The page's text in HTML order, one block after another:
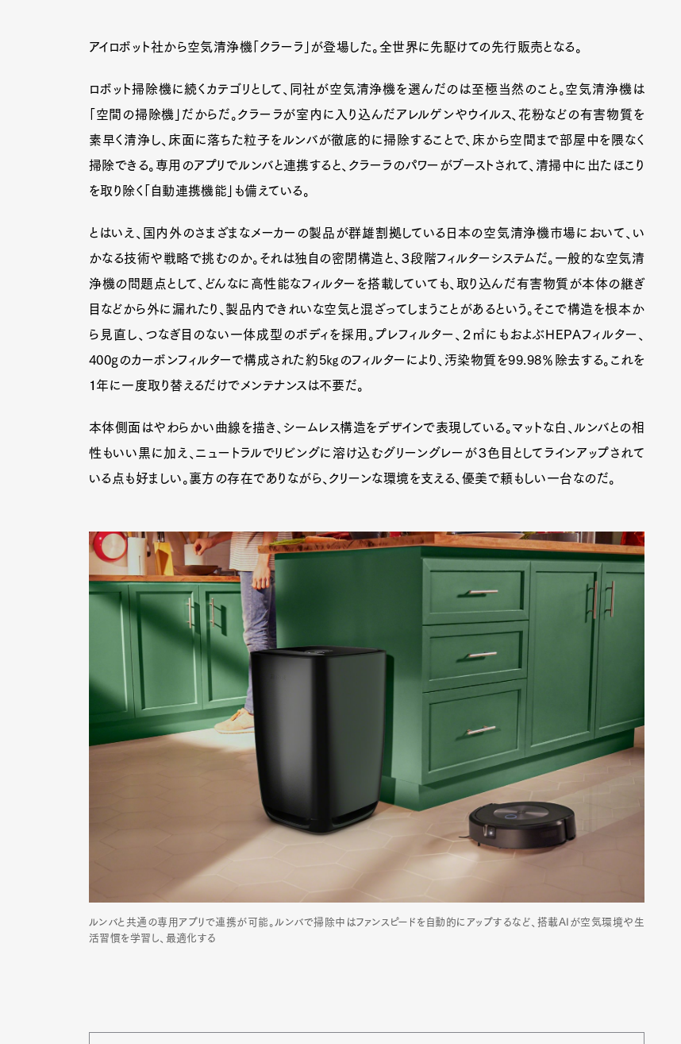
Art&Design Watch
Cars Product
Culture
Lifestyle
Magazine Official Columnist
Pen Meet Pen international Pen tw
アイロボット社から空気清浄機「クラーラ」が登場した。全世界に先駆けての先行販売となる。
ロボット掃除機に続くカテゴリとして、同社が空気清浄機を選んだのは至極当然のこと。空気清浄機は
「空間の掃除機」だからだ。クラーラが室内に入り込んだアレルゲンやウイルス、花粉などの有害物質を
素早く清浄し、床面に落ちた粒子をルンバが徹底的に掃除することで、床から空間まで部屋中を隈なく
掃除できる。専用のアプリでルンバと連携すると、クラーラのパワーがブーストされて、清掃中に出たほこり
を取り除く「自動連携機能」も備えている。
とはいえ、国内外のさまざまなメーカーの製品が群雄割拠している日本の空気清浄機市場において、い
かなる技術や戦略で挑むのか。それは独自の密閉構造と、３段階フィルターシステムだ。一般的な空気清
浄機の問題点として、どんなに高性能なフィルターを搭載していても、取り込んだ有害物質が本体の継ぎ
目などから外に漏れたり、製品内できれいな空気と混ざってしまうことがあるという。そこで構造を根本か
ら見直し、つなぎ目のない一体成型のボディを採用。プレフィルター、２㎡にもおよぶHEPAフィルター、
400gのカーボンフィルターで構成された約5㎏のフィルターにより、汚染物質を99.98％除去する。これを
１年に一度取り替えるだけでメンテナンスは不要だ。
本体側面はやわらかい曲線を描き、シームレス構造をデザインで表現している。マットな白、ルンバとの相
性もいい黒に加え、ニュートラルでリビングに溶け込むグリーングレーが３色目としてラインアップされて
いる点も好ましい。裏方の存在でありながら、クリーンな環境を支える、優美で頼もしい一台なのだ。
ルンバと共通の専用アプリで連携が可能。ルンバで掃除中はファンスピードを自動的にアップするなど、搭載AIが空気環境や生
活習慣を学習し、最適化する